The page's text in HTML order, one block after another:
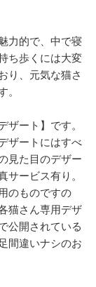
力的で、中で寝
ち歩くには大変
り、元気な猫さ
。
ザート】です。
ザートにはすべ
見た目のデザー
サービス有り。
のものですの
猫さん専用デザ
公開されている
間違いナシのお